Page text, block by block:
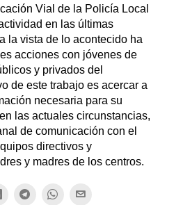
Vial de la Policía Local
en las últimas
la vista de lo acontecido ha
acciones con jóvenes de
y privados del
de este trabajo es acercar a
necesaria para su
las actuales circunstancias,
de comunicación con el
directivos y
y madres de los centros.